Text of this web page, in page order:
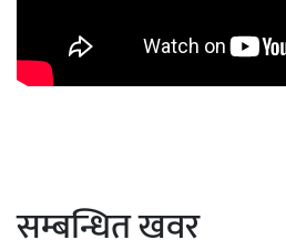
सम्बन्धित खवर